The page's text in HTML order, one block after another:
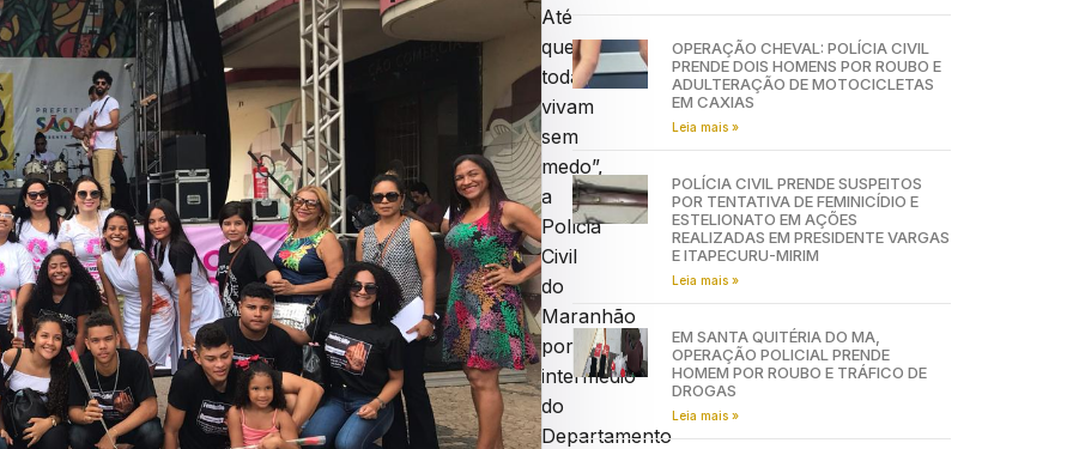
Até
que
todas
vivam
sem
medo”,
a
Polícia
Civil
do
Maranhão
por
intermédio
do
Departamento
OPERAÇÃO CHEVAL: POLÍCIA CIVIL
PRENDE DOIS HOMENS POR ROUBO E
ADULTERAÇÃO DE MOTOCICLETAS
EM CAXIAS
Leia mais »
POLÍCIA CIVIL PRENDE SUSPEITOS
POR TENTATIVA DE FEMINICÍDIO E
ESTELIONATO EM AÇÕES
REALIZADAS EM PRESIDENTE VARGAS
E ITAPECURU-MIRIM
Leia mais »
EM SANTA QUITÉRIA DO MA,
OPERAÇÃO POLICIAL PRENDE
HOMEM POR ROUBO E TRÁFICO DE
DROGAS
Leia mais »